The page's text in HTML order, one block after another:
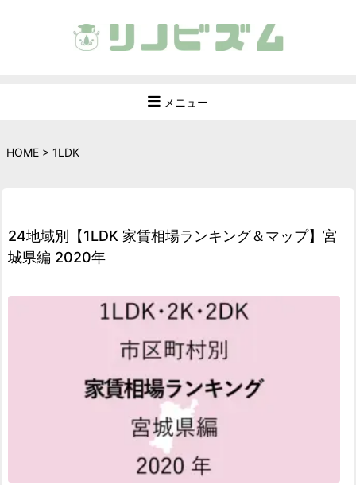
メニュー
HOME > 1LDK
24地域別【1LDK 家賃相場ランキング＆マップ】宮
城県編 2020年